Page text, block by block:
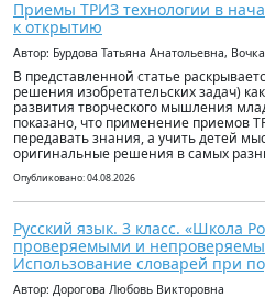
Приемы ТРИЗ технологии в
к открытию
Автор: Бурдова Татьяна Анатольевна,
В представленной статье
решения изобретательских задач)
развития творческого мышления
показано, что применение приемов
передавать знания, а учить детей
оригинальные решения в самых
Опубликовано: 04.08.2026
Русский язык. 3 класс. «Школа
проверяемыми и
Использование словарей при
Автор: Дорогова Любовь Викторовна